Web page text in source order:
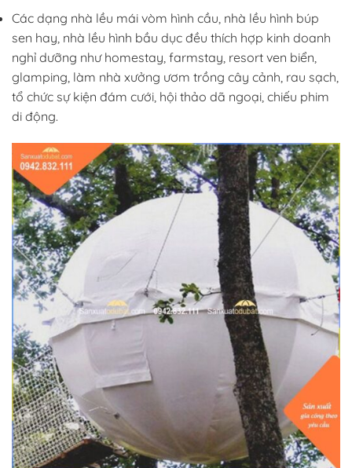
Các dạng nhà lều mái vòm hình cầu, nhà lều hình búp
sen hay, nhà lều hình bầu dục đều thích hợp kinh doanh
nghỉ dưỡng như homestay, farmstay, resort ven biển,
glamping, làm nhà xưởng ươm trồng cây cảnh, rau sạch,
tổ chức sự kiện đám cưới, hội thảo dã ngoại, chiếu phim
di động.